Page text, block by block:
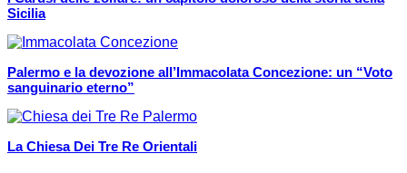
Sicilia
Palermo e la devozione all’Immacolata Concezione: un “Voto
sanguinario eterno”
La Chiesa Dei Tre Re Orientali